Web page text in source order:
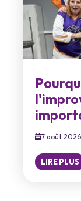
7 août 2026
LIRE PLUS